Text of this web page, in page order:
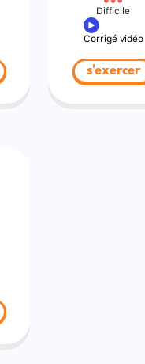
Difficile
Corrigé vidéo
s'exercer